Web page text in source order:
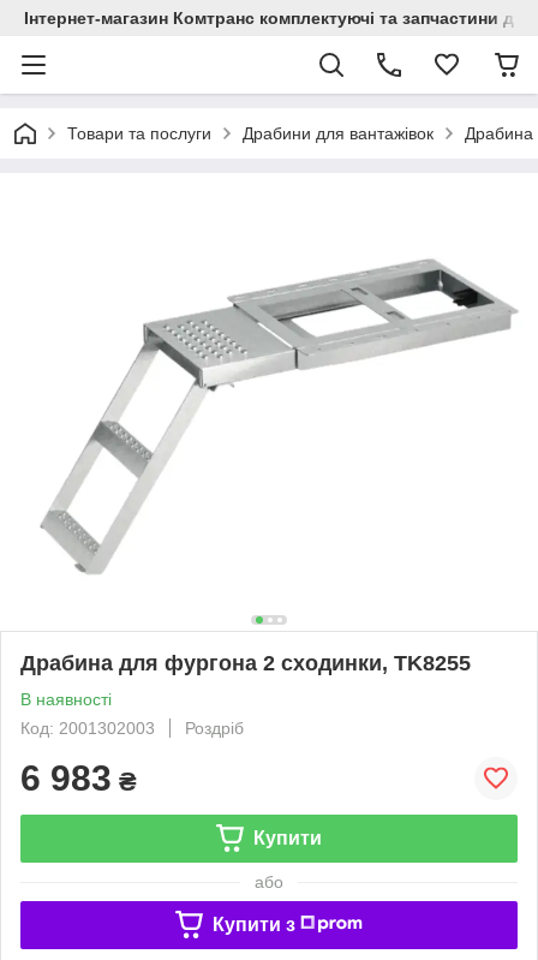
Інтернет-магазин Комтранс комплектуючі та запчастини
Товари та послуги Драбини для вантажівок Драбина
Драбина для фургона 2 сходинки, TK8255
В наявності
Код: 2001302003
Роздріб
6 983 ₴
Купити
або
Купити з